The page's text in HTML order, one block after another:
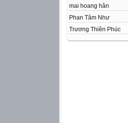
mai hoang hân
Phan Tâm Như
Trương Thiên Phúc